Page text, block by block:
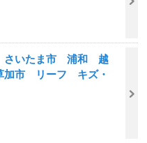
さいたま市 浦和 越
市 リーフ キズ・